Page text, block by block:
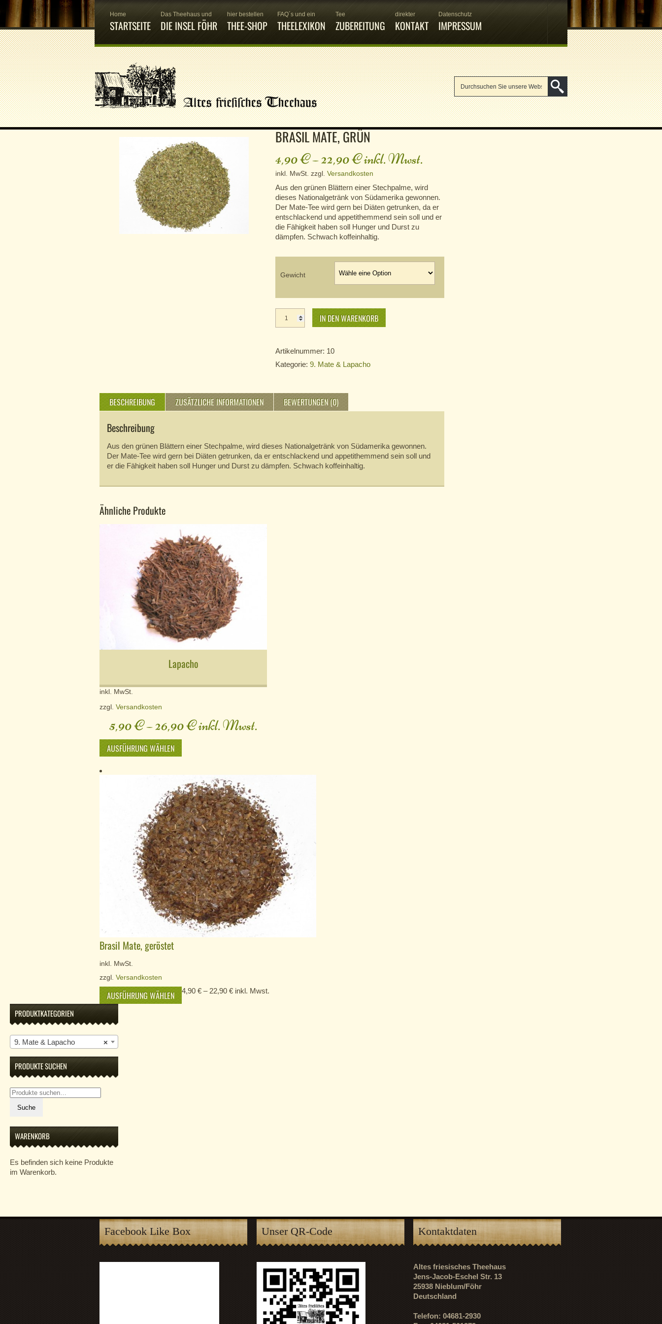
Home
STARTSEITE
Das Theehaus und
DIE INSEL FÖHR
hier bestellen
THEE-SHOP
FAQ´s und ein
THEELEXIKON
Tee
ZUBEREITUNG
direkter
KONTAKT
Datenschutz
IMPRESSUM
BRASIL MATE, GRÜN
4,90€–22,90€inkl. Mwst.
inkl. MwSt. zzgl. Versandkosten
Aus den grünen Blättern einer Stechpalme, wird
dieses Nationalgetränk von Südamerika gewonnen.
Der Mate-Tee wird gern bei Diäten getrunken, da er
entschlackend und appetithemmend sein soll und er
die Fähigkeit haben soll Hunger und Durst zu
dämpfen. Schwach koffeinhaltig.
Gewicht
Brasil Mate,
grün Menge
IN DEN WARENKORB
Artikelnummer: 10
Kategorie: 9. Mate & Lapacho
BESCHREIBUNG ZUSÄTZLICHE INFORMATIONEN BEWERTUNGEN (0)
Beschreibung
Aus den grünen Blättern einer Stechpalme, wird dieses Nationalgetränk von Südamerika gewonnen.
Der Mate-Tee wird gern bei Diäten getrunken, da er entschlackend und appetithemmend sein soll und
er die Fähigkeit haben soll Hunger und Durst zu dämpfen. Schwach koffeinhaltig.
Ähnliche Produkte
Lapacho
inkl. MwSt.
zzgl. Versandkosten
5,90€–26,90€inkl. Mwst.
AUSFÜHRUNG WÄHLEN
Brasil Mate, geröstet
inkl. MwSt.
zzgl. Versandkosten
4,90 € – 22,90 € inkl. Mwst.
AUSFÜHRUNG WÄHLEN
PRODUKTKATEGORIEN
×
9. Mate & Lapacho
PRODUKTE SUCHEN
Suche
nach:
Suche
WARENKORB
Es befinden sich keine Produkte
im Warenkorb.
Facebook Like Box Unser QR-Code Kontaktdaten
Altes friesisches Theehaus
Jens-Jacob-Eschel Str. 13
25938 Nieblum/Föhr
Deutschland
Telefon: 04681-2930